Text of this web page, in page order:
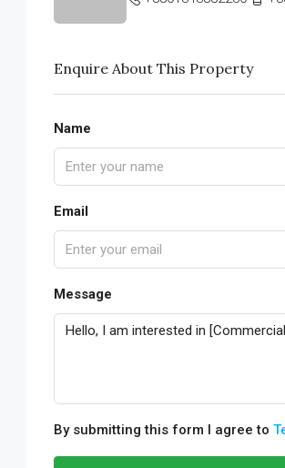
Enquire About This Property
Name
Email
Message
By submitting this form I agree to